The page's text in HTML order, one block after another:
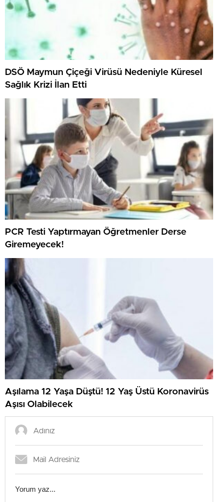
DSÖ Maymun Çiçeği Virüsü Nedeniyle Küresel
Sağlık Krizi İlan Etti
PCR Testi Yaptırmayan Öğretmenler Derse
Giremeyecek!
Aşılama 12 Yaşa Düştü! 12 Yaş Üstü Koronavirüs
Aşısı Olabilecek